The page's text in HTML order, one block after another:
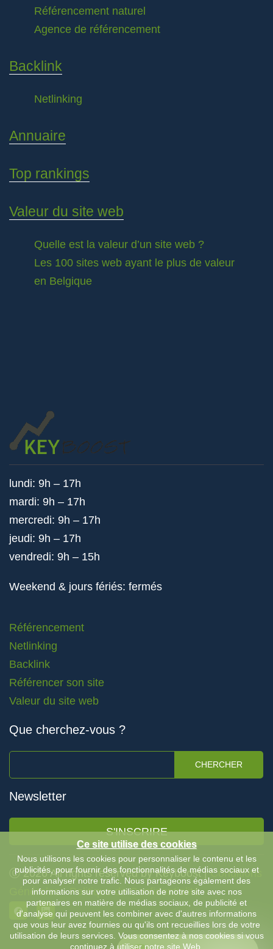
Référencement naturel
Agence de référencement
Backlink
Netlinking
Annuaire
Top rankings
Valeur du site web
Quelle est la valeur d’un site web ?
Les 100 sites web ayant le plus de valeur
en Belgique
lundi: 9h – 17h
mardi: 9h – 17h
mercredi: 9h – 17h
jeudi: 9h – 17h
vendredi: 9h – 15h
Weekend & jours fériés: fermés
Référencement
Netlinking
Backlink
Référencer son site
Valeur du site web
Que cherchez-vous ?
CHERCHER
Newsletter
S'INSCRIRE
Ⓒ 2026 All rights reserved by Keyboost |Conditions
Générales-Politique de Confidentialité
Ce site utilise des cookies
Nous utilisons les cookies pour personnaliser le contenu et les
publicités, pour fournir des fonctionnalités de médias sociaux et
pour analyser notre trafic. Nous partageons également des
informations sur votre utilisation de notre site avec nos
partenaires en matière de médias sociaux, de publicité et
d'analyse qui peuvent les combiner avec d'autres informations
que vous leur avez fournies ou qu'ils ont recueillies lors de votre
utilisation de leurs services. Vous consentez à nos cookies si vous
continuez à utiliser notre site Web.